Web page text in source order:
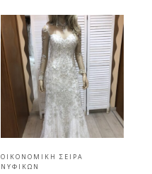
ΟΙΚΟΝΟΜΙΚΉ ΣΕΙΡΆ
ΝΥΦΙΚΏΝ